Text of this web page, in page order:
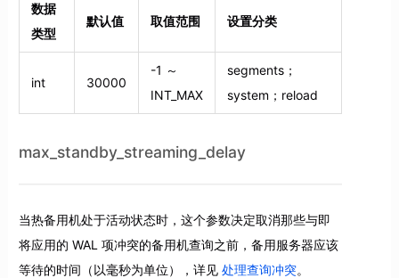
数据
类型
默认值 取值范围 设置分类
int 30000
-1 ～
INT_MAX
segments；
system；reload
max_standby_streaming_delay
当热备用机处于活动状态时，这个参数决定取消那些与即
将应用的 WAL 项冲突的备用机查询之前，备用服务器应该
等待的时间（以毫秒为单位），详见 处理查询冲突。